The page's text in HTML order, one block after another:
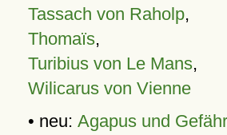
Tassach von Raholp,
Thomaïs,
Turibius von Le Mans,
Wilicarus von Vienne
• neu: Agapus und